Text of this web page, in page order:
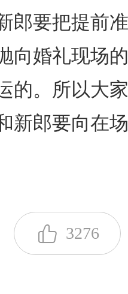
郎要把提前
向婚礼现场
的。所以大
新郎要向在
3276